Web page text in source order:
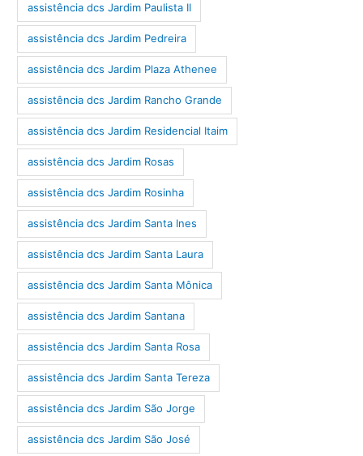
assistência dcs Jardim Paulista II
assistência dcs Jardim Pedreira
assistência dcs Jardim Plaza Athenee
assistência dcs Jardim Rancho Grande
assistência dcs Jardim Residencial Itaim
assistência dcs Jardim Rosas
assistência dcs Jardim Rosinha
assistência dcs Jardim Santa Ines
assistência dcs Jardim Santa Laura
assistência dcs Jardim Santa Mônica
assistência dcs Jardim Santana
assistência dcs Jardim Santa Rosa
assistência dcs Jardim Santa Tereza
assistência dcs Jardim São Jorge
assistência dcs Jardim São José